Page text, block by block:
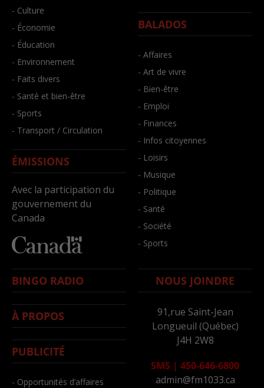
- Culture
- Économie
- Éducation
- Environnement
- Faits divers
- Santé et bien-être
- Sports
- Transport / Circulation
ÉMISSIONS
Avec la participation du
gouvernement du
Canada
BALADOS
- Affaires
- Art de vivre
- Bien-être
- Emploi
- Finances
- Infos citoyennes
- Loisirs
- Musique
- Politique
- Santé
- Société
- Sports
BINGO RADIO
À PROPOS
PUBLICITÉ
- Opportunités d’affaires
NOUS JOINDRE
91,rue Saint-Jean
Longueuil (Québec)
J4H 2W8
SMS | 450-646-6800
admin@fm1033.ca